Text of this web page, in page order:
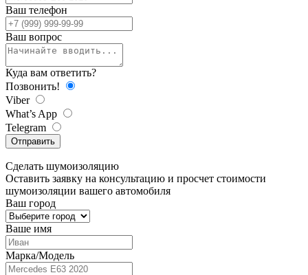
Ваш телефон
Ваш вопрос
Куда вам ответить?
Позвонить!
Viber
What’s App
Telegram
Отправить
Сделать шумоизоляцию
Оставить заявку на консультацию и просчет стоимости
шумоизоляции вашего автомобиля
Ваш город
Ваше имя
Марка/Модель